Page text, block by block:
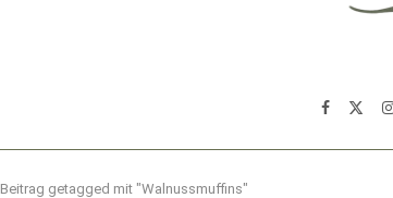
Beitrag getagged mit "Walnussmuffins"